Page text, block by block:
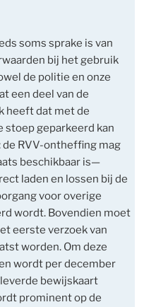
soms sprake is van
bij het gebruik
de politie en onze
een deel van de
heeft dat met de
stoep geparkeerd kan
RVV-ontheffing mag
beschikbaar is—
laden en lossen bij de
voor overige
wordt. Bovendien moet
eerste verzoek van
worden. Om deze
wordt per december
bewijskaart
prominent op de